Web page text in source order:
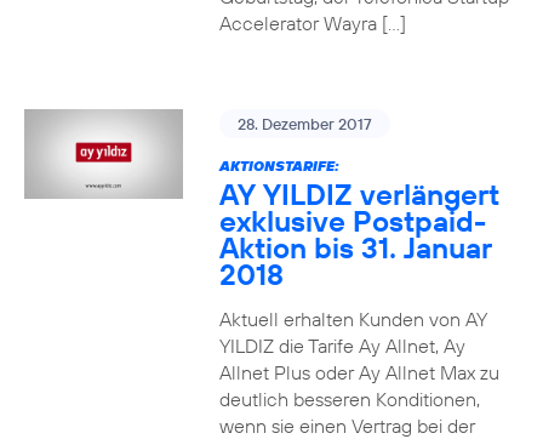
Accelerator Wayra […]
28. Dezember 2017
AKTIONSTARIFE:
AY YILDIZ verlängert
exklusive Postpaid-
Aktion bis 31. Januar
2018
Aktuell erhalten Kunden von AY
YILDIZ die Tarife Ay Allnet, Ay
Allnet Plus oder Ay Allnet Max zu
deutlich besseren Konditionen,
wenn sie einen Vertrag bei der